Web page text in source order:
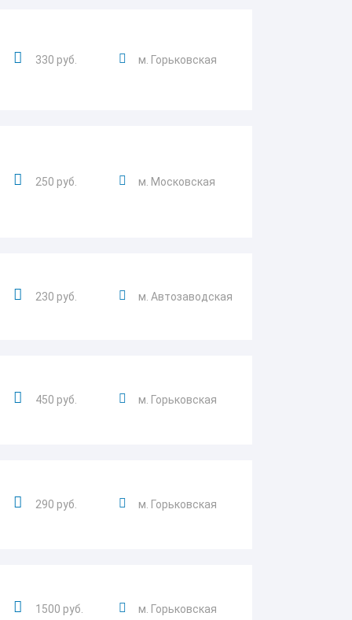
330 руб. м. Горьковская
250 руб. м. Московская
230 руб. м. Автозаводская
450 руб. м. Горьковская
290 руб. м. Горьковская
1500 руб. м. Горьковская